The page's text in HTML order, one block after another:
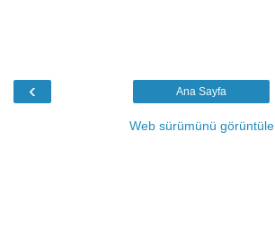
‹ Ana Sayfa
Web sürümünü görüntüle